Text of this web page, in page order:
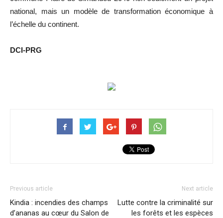
national, mais un modèle de transformation économique à
l’échelle du continent.
DCI-PRG
Previous article
Kindia : incendies des champs
d’ananas au cœur du Salon de
Next article
Lutte contre la criminalité sur
les forêts et les espèces